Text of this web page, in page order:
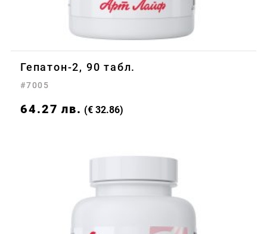
Гепатон-2, 90 табл.
#7005
64.27 лв. (€ 32.86)